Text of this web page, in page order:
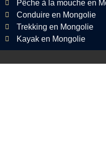
Pêche à la mouche en
Conduire en Mongolie
Trekking en Mongolie
Kayak en Mongolie